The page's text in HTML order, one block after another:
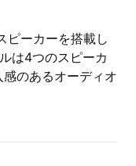
ピーカーを搭載し
は4つのスピーカ
のあるオーディオ